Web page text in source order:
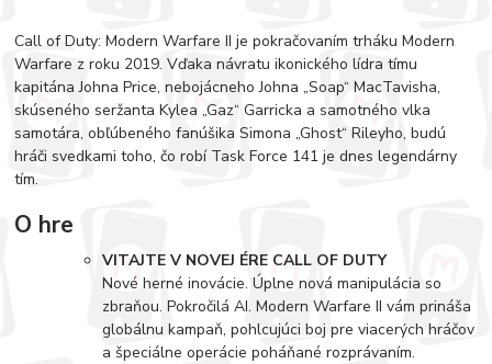
Call of Duty: Modern Warfare II je pokračovaním trháku Modern
Warfare z roku 2019. Vďaka návratu ikonického lídra tímu
kapitána Johna Price, nebojácneho Johna „Soap“ MacTavisha,
skúseného seržanta Kylea „Gaz“ Garricka a samotného vlka
samotára, obľúbeného fanúšika Simona „Ghost“ Rileyho, budú
hráči svedkami toho, čo robí Task Force 141 je dnes legendárny
tím.
O hre
VITAJTE V NOVEJ ÉRE CALL OF DUTY
Nové herné inovácie. Úplne nová manipulácia so
zbraňou. Pokročilá AI. Modern Warfare II vám prináša
globálnu kampaň, pohlcujúci boj pre viacerých hráčov
a špeciálne operácie poháňané rozprávaním.